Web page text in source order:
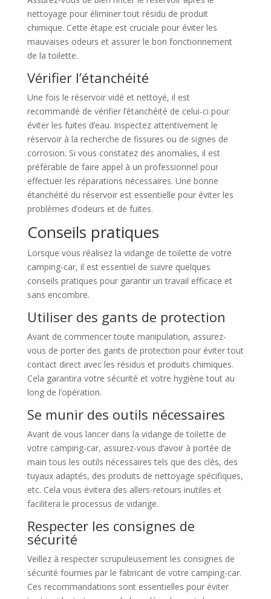
nettoyage pour éliminer tout résidu de produit
chimique. Cette étape est cruciale pour éviter les
mauvaises odeurs et assurer le bon fonctionnement
de la toilette.
Vérifier l’étanchéité
Une fois le réservoir vidé et nettoyé, il est
recommandé de vérifier l’étanchéité de celui-ci pour
éviter les fuites d’eau. Inspectez attentivement le
réservoir à la recherche de fissures ou de signes de
corrosion. Si vous constatez des anomalies, il est
préférable de faire appel à un professionnel pour
effectuer les réparations nécessaires. Une bonne
étanchéité du réservoir est essentielle pour éviter les
problèmes d’odeurs et de fuites.
Conseils pratiques
Lorsque vous réalisez la vidange de toilette de votre
camping-car, il est essentiel de suivre quelques
conseils pratiques pour garantir un travail efficace et
sans encombre.
Utiliser des gants de protection
Avant de commencer toute manipulation, assurez-
vous de porter des gants de protection pour éviter tout
contact direct avec les résidus et produits chimiques.
Cela garantira votre sécurité et votre hygiène tout au
long de l’opération.
Se munir des outils nécessaires
Avant de vous lancer dans la vidange de toilette de
votre camping-car, assurez-vous d’avoir à portée de
main tous les outils nécessaires tels que des clés, des
tuyaux adaptés, des produits de nettoyage spécifiques,
etc. Cela vous évitera des allers-retours inutiles et
facilitera le processus de vidange.
Respecter les consignes de
sécurité
Veillez à respecter scrupuleusement les consignes de
sécurité fournies par le fabricant de votre camping-car.
Ces recommandations sont essentielles pour éviter